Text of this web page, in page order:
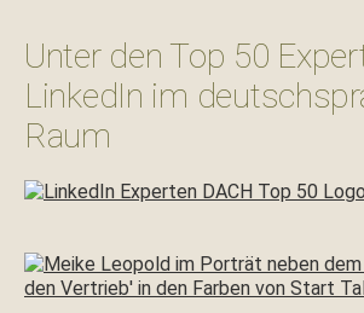
Unter den Top 50
LinkedIn im
Raum